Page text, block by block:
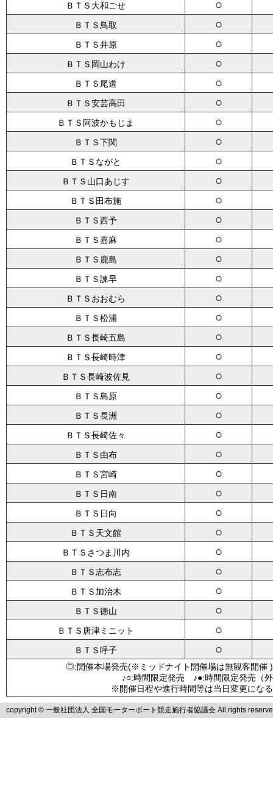
ＢＴＳ大和ごせ ○
ＢＴＳ鳥取 ○
ＢＴＳ井原 ○
ＢＴＳ岡山わけ ○
ＢＴＳ尾道 ○
ＢＴＳ安芸高田 ○
ＢＴＳ阿波かもじま ○
ＢＴＳ下関 ○
ＢＴＳながと ○
ＢＴＳ山口あじす ○
ＢＴＳ田布施 ○
ＢＴＳ西予 ○
ＢＴＳ嘉麻 ○
ＢＴＳ鹿島 ○
ＢＴＳ諫早 ○
ＢＴＳおおむら ○
ＢＴＳ松浦 ○
ＢＴＳ長崎五島 ○
ＢＴＳ長崎時津 ○
ＢＴＳ長崎波佐見 ○
ＢＴＳ島原 ○
ＢＴＳ長洲 ○
ＢＴＳ長崎佐々 ○
ＢＴＳ由布 ○
ＢＴＳ宮崎 ○
ＢＴＳ日南 ○
ＢＴＳ日向 ○
ＢＴＳ天文館 ○
ＢＴＳさつま川内 ○
ＢＴＳ志布志 ○
ＢＴＳ加治木 ○
ＢＴＳ徳山 ○
ＢＴＳ唐津ミニット ○
ＢＴＳ呼子 ○
◎:開催本場発売(※ミッドナイト開催場は無観客
♪○:時間限定発売 ♪●:時間限定発売
※開催日程や進行時間等は当日変更にな
copyright © 一般社団法人 全国モーターボート競走施行者協議会 All rights